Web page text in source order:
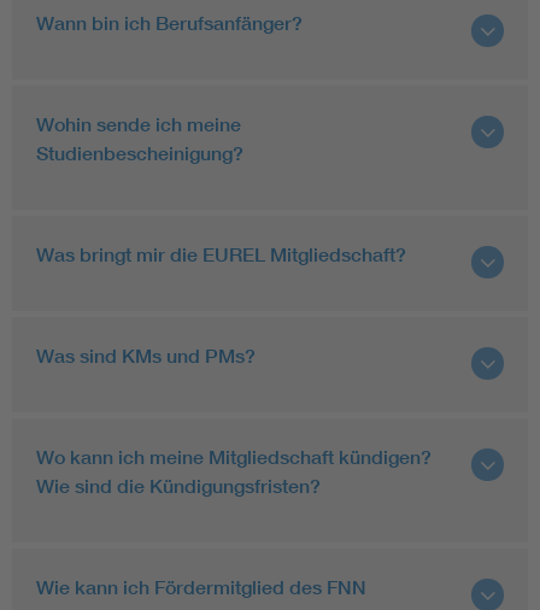
Wann bin ich Berufsanfänger?
Wohin sende ich meine
Studienbescheinigung?
Was bringt mir die EUREL Mitgliedschaft?
Was sind KMs und PMs?
Wo kann ich meine Mitgliedschaft kündigen?
Wie sind die Kündigungsfristen?
Wie kann ich Fördermitglied des FNN